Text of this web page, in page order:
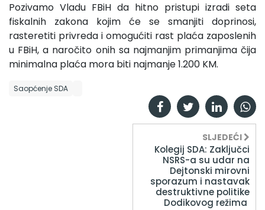
Pozivamo Vladu FBiH da hitno pristupi izradi seta
fiskalnih zakona kojim će se smanjiti doprinosi,
rasteretiti privreda i omogućiti rast plaća zaposlenih
u FBiH, a naročito onih sa najmanjim primanjima čija
minimalna plaća mora biti najmanje 1.200 KM.
Saopćenje SDA
SLJEDEĆI
Kolegij SDA: Zaključci
NSRS-a su udar na
Dejtonski mirovni
sporazum i nastavak
destruktivne politike
Dodikovog režima